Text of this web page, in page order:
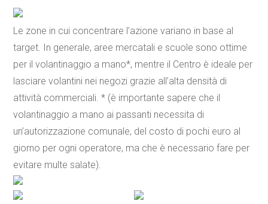
Le zone in cui concentrare l’azione variano in base al
target. In generale, aree mercatali e scuole sono ottime
per il volantinaggio a mano*, mentre il Centro è ideale per
lasciare volantini nei negozi grazie all’alta densità di
attività commerciali. * (è importante sapere che il
volantinaggio a mano ai passanti necessita di
un’autorizzazione comunale, del costo di pochi euro al
giorno per ogni operatore, ma che è necessario fare per
evitare multe salate).